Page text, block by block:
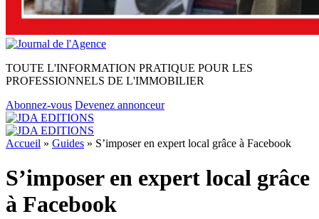
TOUTE L'INFORMATION PRATIQUE POUR LES
PROFESSIONNELS DE L'IMMOBILIER
Abonnez-vous Devenez annonceur
Accueil » Guides » S’imposer en expert local grâce à Facebook
S’imposer en expert local grâce
à Facebook